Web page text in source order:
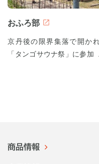
おふろ部
京丹後の限界集落で開か
「タンゴサウナ祭」に参加し
商品情報